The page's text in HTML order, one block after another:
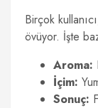
Birçok
övüyor. İşte
Aroma:
İçim:
Sonuç: